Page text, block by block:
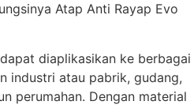
Atap Anti Rayap Evo
dapat diaplikasikan ke berbagai
industri atau pabrik, gudang,
perumahan. Dengan material